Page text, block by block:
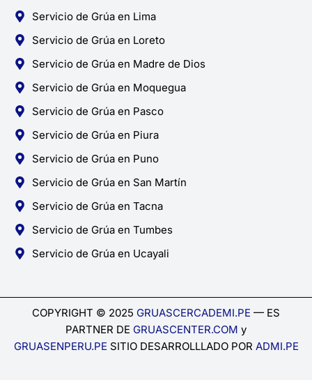
Servicio de Grúa en Lima
Servicio de Grúa en Loreto
Servicio de Grúa en Madre de Dios
Servicio de Grúa en Moquegua
Servicio de Grúa en Pasco
Servicio de Grúa en Piura
Servicio de Grúa en Puno
Servicio de Grúa en San Martín
Servicio de Grúa en Tacna
Servicio de Grúa en Tumbes
Servicio de Grúa en Ucayali
COPYRIGHT © 2025 GRUASCERCADEMI.PE — ES
PARTNER DE GRUASCENTER.COM y
GRUASENPERU.PE SITIO DESARROLLLADO POR ADMI.PE